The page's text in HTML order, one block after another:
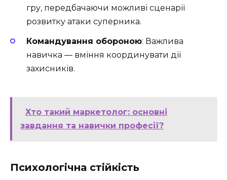
гру, передбачаючи можливі сценарії
розвитку атаки суперника.
Командування обороною: Важлива
навичка — вміння координувати дії
захисників.
Хто такий маркетолог: основні
завдання та навички професії?
Психологічна стійкість